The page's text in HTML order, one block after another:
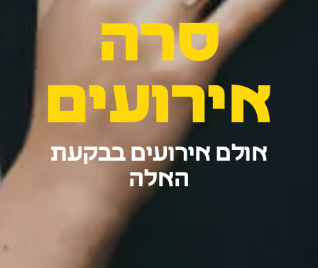
סרה
אירועים
אולם אירועים בבקעת
האלה